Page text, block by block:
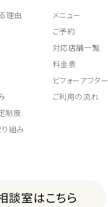
理由
制度
組み
メニュー
ご予約
対応店舗一覧
料金表
ビフォーアフター
ご利用の流れ
談室はこちら